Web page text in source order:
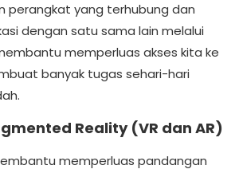
perangkat yang terhubung dan
dengan satu sama lain melalui
memperluas akses kita ke
banyak tugas sehari-hari
Reality (VR dan AR)
memperluas pandangan